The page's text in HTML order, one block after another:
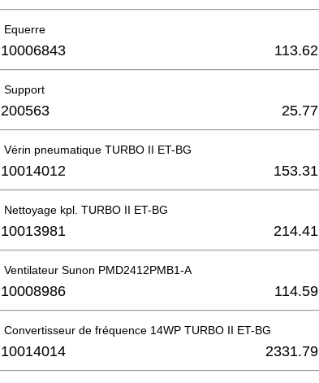
Equerre
10006843 113.62
Support
200563 25.77
Vérin pneumatique TURBO II ET-BG
10014012 153.31
Nettoyage kpl. TURBO II ET-BG
10013981 214.41
Ventilateur Sunon PMD2412PMB1-A
10008986 114.59
Convertisseur de fréquence 14WP TURBO II ET-BG
10014014 2331.79